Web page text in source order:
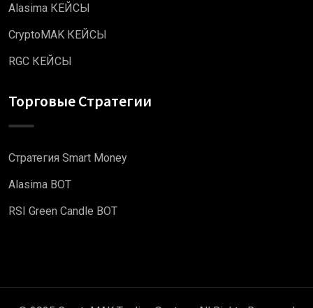
Alasima КЕЙСЫ
CryptoMAK КЕЙСЫ
RGC КЕЙСЫ
Торговые Стратегии
Стратегия Smart Money
Alasima BOT
RSI Green Candle BOT